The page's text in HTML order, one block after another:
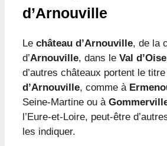
d’Arnouville
Le château d’Arnouville, de la
d’Arnouville, dans le Val d’Oise
d’autres châteaux portent le
d’Arnouville, comme à
Seine-Martine ou à
l’Eure-et-Loire, peut-être
les indiquer.